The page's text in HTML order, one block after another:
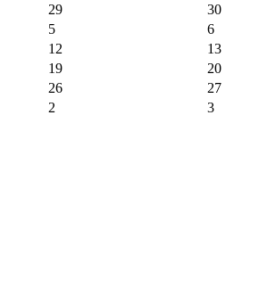
29 30
5 6
12 13
19 20
26 27
2 3